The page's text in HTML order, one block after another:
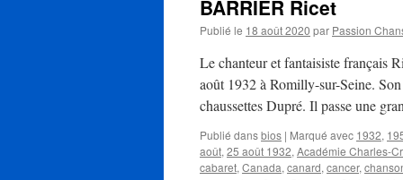
BARRIER Ricet
Publié le 18 août 2020 par Passion
Le chanteur et fantaisiste français
août 1932 à Romilly-sur-Seine.
chaussettes Dupré. Il passe une
Publié dansbios | Marqué avec 1932,
août, 25 août 1932, Académie Charles-
cabaret, Canada, canard, cancer,